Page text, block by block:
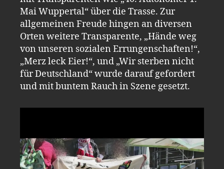
Mai Wuppertal“ über die Trasse. Zur
allgemeinen Freude hingen an diversen
Orten weitere Transparente, „Hände weg
von unseren sozialen Errungenschaften!“,
„Merz leck Eier!“, und „Wir sterben nicht
für Deutschland“ wurde darauf gefordert
und mit buntem Rauch in Szene gesetzt.